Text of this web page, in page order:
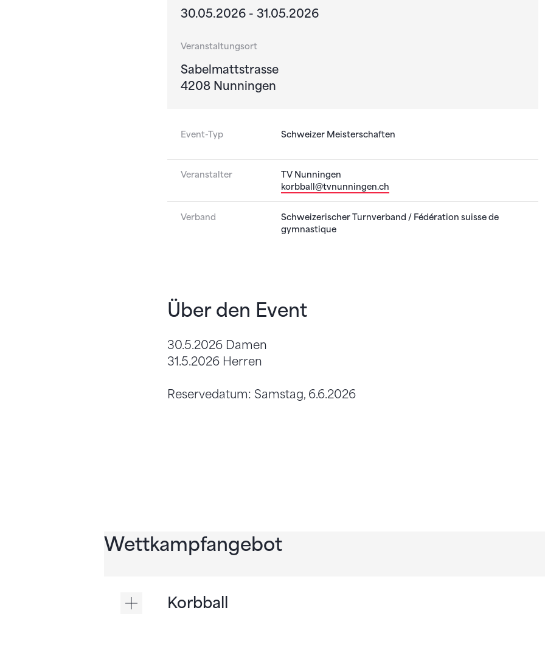
30.05.2026 - 31.05.2026
Veranstaltungsort
Sabelmattstrasse
4208 Nunningen
Event-Typ Schweizer Meisterschaften
Veranstalter
TV Nunningen
korbball@tvnunningen.ch
Verband
Schweizerischer Turnverband / Fédération suisse de
gymnastique
Über den Event
30.5.2026 Damen
31.5.2026 Herren
Reservedatum: Samstag, 6.6.2026
Wettkampfangebot
Korbball